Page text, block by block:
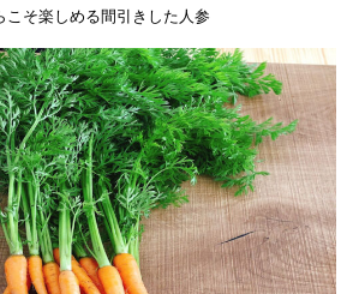
こそ楽しめる間引きした人参